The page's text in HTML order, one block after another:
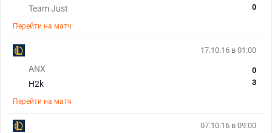
Team Just
0
Перейти на матч
17.10.16 в 01:00
ANX
H2k
0
3
Перейти на матч
07.10.16 в 09:00